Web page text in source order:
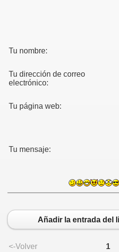
Tu nombre:
Tu dirección de correo
electrónico:
Tu página web:
Tu mensaje:
Añadir la entrada del
<-Volver 1